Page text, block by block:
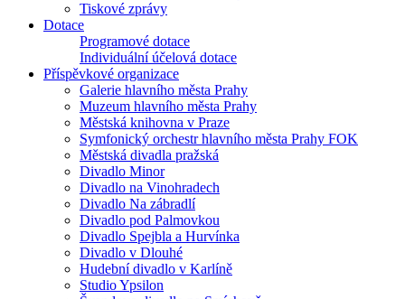
Tiskové zprávy
Dotace
Programové dotace
Individuální účelová dotace
Příspěvkové organizace
Galerie hlavního města Prahy
Muzeum hlavního města Prahy
Městská knihovna v Praze
Symfonický orchestr hlavního města Prahy FOK
Městská divadla pražská
Divadlo Minor
Divadlo na Vinohradech
Divadlo Na zábradlí
Divadlo pod Palmovkou
Divadlo Spejbla a Hurvínka
Divadlo v Dlouhé
Hudební divadlo v Karlíně
Studio Ypsilon